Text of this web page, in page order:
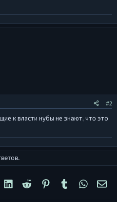
#2
к власти нубы не знают, что это
LinkedIn
Reddit PinterestTumblr